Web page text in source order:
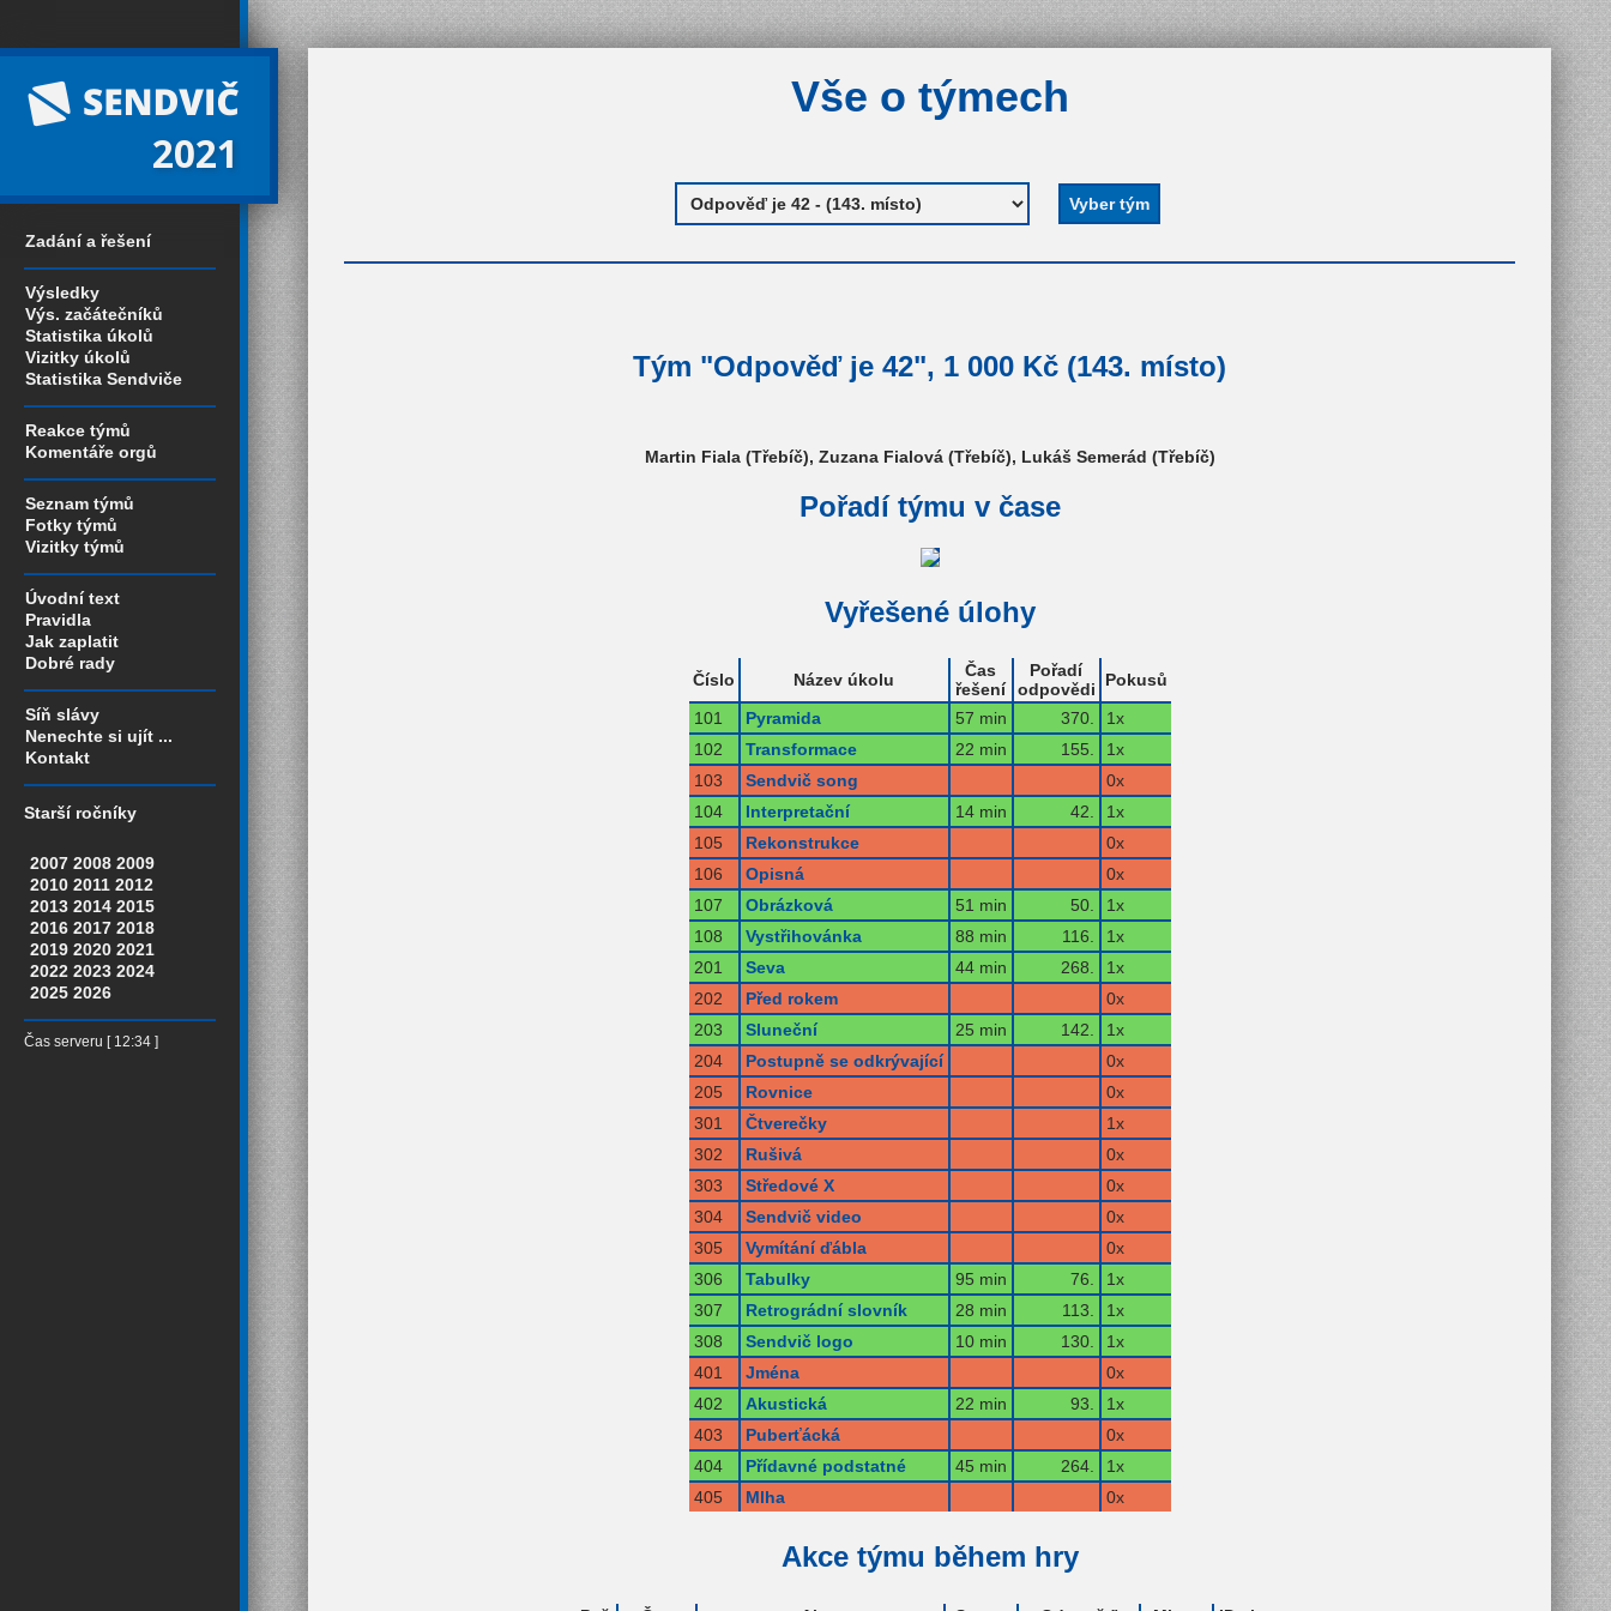
2021
Zadání a řešení
Výsledky
Výs. začátečníků
Statistika úkolů
Vizitky úkolů
Statistika Sendviče
Reakce týmů
Komentáře orgů
Seznam týmů
Fotky týmů
Vizitky týmů
Úvodní text
Pravidla
Jak zaplatit
Dobré rady
Síň slávy
Nenechte si ujít ...
Kontakt
Starší ročníky
2007 2008 2009
2010 2011 2012
2013 2014 2015
2016 2017 2018
2019 2020 2021
2022 2023 2024
2025 2026
Čas serveru [ 12:34 ]
Vše o týmech
Tým "Odpověď je 42", 1 000 Kč (143. místo)
Martin Fiala (Třebíč), Zuzana Fialová (Třebíč), Lukáš Semerád (Třebíč)
Pořadí týmu v čase
Vyřešené úlohy
Číslo Název úkolu
Čas
řešení
Pořadí
odpovědi
Pokusů
101
Pyramida 57 min 370.
1x
102
Transformace 22 min 155.
1x
103
Sendvič song
0x
104
Interpretační 14 min 42.
1x
105
Rekonstrukce
0x
106
Opisná
0x
107
Obrázková 51 min 50.
1x
108
Vystřihovánka 88 min 116.
1x
201
Seva 44 min 268.
1x
202
Před rokem
0x
203
Sluneční 25 min 142.
1x
204
Postupně se odkrývající
0x
205
Rovnice
0x
301
Čtverečky
1x
302
Rušivá
0x
303
Středové X
0x
304
Sendvič video
0x
305
Vymítání ďábla
0x
306
Tabulky 95 min 76.
1x
307
Retrográdní slovník 28 min 113.
1x
308
Sendvič logo 10 min 130.
1x
401
Jména
0x
402
Akustická 22 min 93.
1x
403
Puberťácká
0x
404
Přídavné podstatné 45 min 264.
1x
405
Mlha 0x
Akce týmu během hry